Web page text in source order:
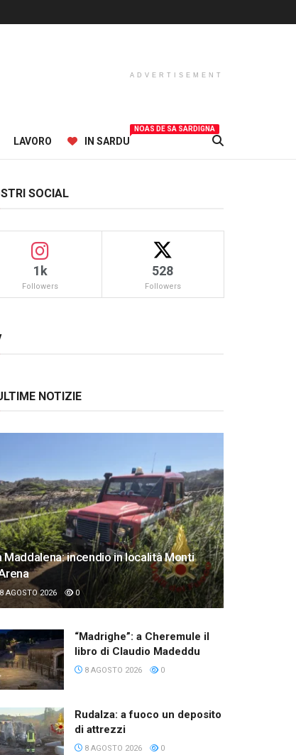
ADVERTISEMENT
LAVORO IN SARDU
NOAS DE SA SARDIGNA
SOCIAL
1k
Followers
528
Followers
NOTIZIE
Maddalena: incendio in località Monti
8 AGOSTO 2026 0
“Madrighe”: a Cheremule il
libro di Claudio Madeddu
8 AGOSTO 2026 0
Rudalza: a fuoco un deposito
di attrezzi
8 AGOSTO 2026 0